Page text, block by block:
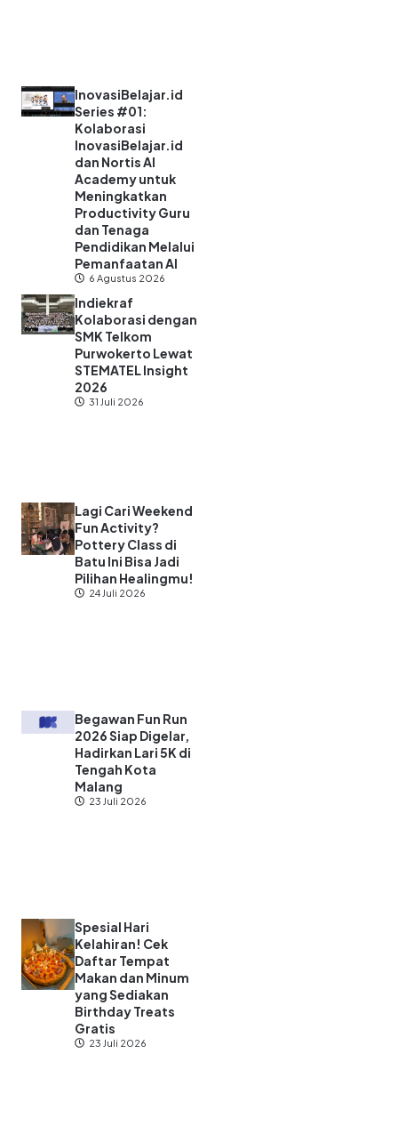
InovasiBelajar.id
Series #01:
Kolaborasi
InovasiBelajar.id
dan Nortis AI
Academy untuk
Meningkatkan
Productivity Guru
dan Tenaga
Pendidikan Melalui
Pemanfaatan AI
6 Agustus 2026
Indiekraf
Kolaborasi dengan
SMK Telkom
Purwokerto Lewat
STEMATEL Insight
2026
31 Juli 2026
Lagi Cari Weekend
Fun Activity?
Pottery Class di
Batu Ini Bisa Jadi
Pilihan Healingmu!
24 Juli 2026
Begawan Fun Run
2026 Siap Digelar,
Hadirkan Lari 5K di
Tengah Kota
Malang
23 Juli 2026
Spesial Hari
Kelahiran! Cek
Daftar Tempat
Makan dan Minum
yang Sediakan
Birthday Treats
Gratis
23 Juli 2026